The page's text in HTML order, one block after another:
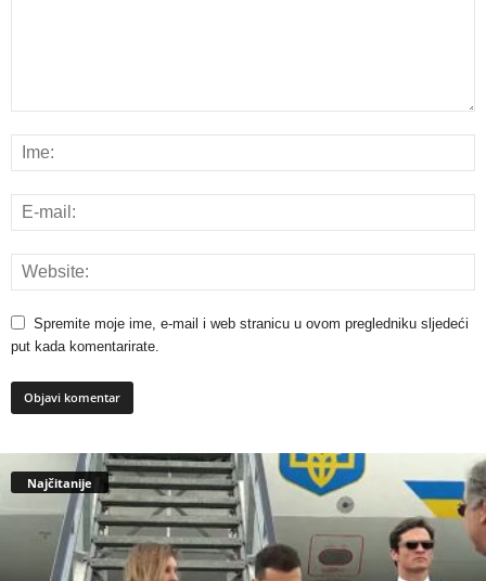
Spremite moje ime, e-mail i web stranicu u ovom pregledniku sljedeći
put kada komentarirate.
Najčitanije